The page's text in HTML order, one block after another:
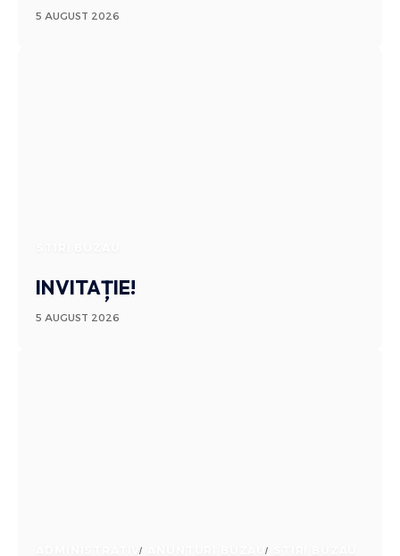
5 AUGUST 2026
INVITAȚIE!
5 AUGUST 2026
ADMINISTRATIV ANUNTURI BUZAU